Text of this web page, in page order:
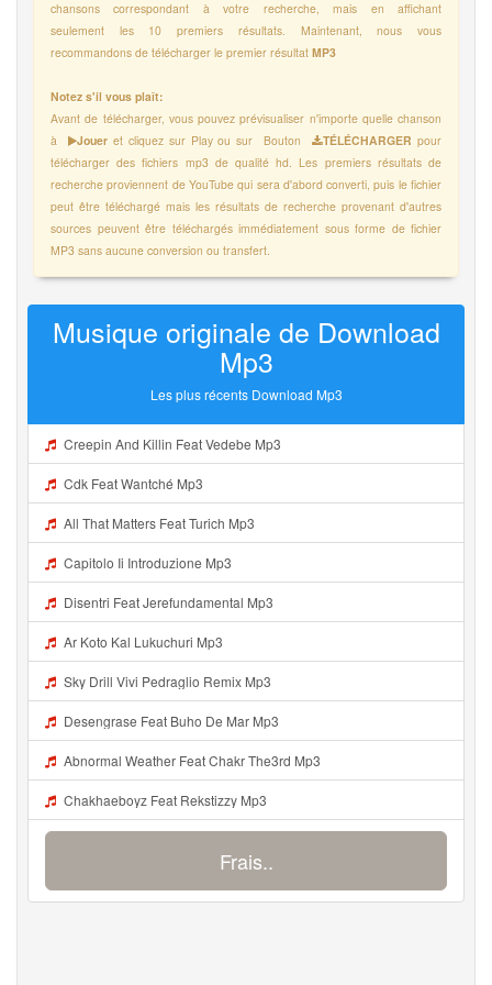
chansons correspondant à votre recherche, mais en affichant
seulement les 10 premiers résultats. Maintenant, nous vous
recommandons de télécharger le premier résultat MP3
Notez s'il vous plaît:
Avant de télécharger, vous pouvez prévisualiser n'importe quelle chanson
à
Jouer et cliquez sur Play ou sur Bouton TÉLÉCHARGERpour
télécharger des fichiers mp3 de qualité hd. Les premiers résultats de
recherche proviennent de YouTube qui sera d'abord converti, puis le fichier
peut être téléchargé mais les résultats de recherche provenant d'autres
sources peuvent être téléchargés immédiatement sous forme de fichier
MP3 sans aucune conversion ou transfert.
Musique originale de Download
Mp3
Les plus récents Download Mp3
Creepin And Killin Feat Vedebe Mp3
Cdk Feat Wantché Mp3
All That Matters Feat Turich Mp3
Capitolo Ii Introduzione Mp3
Disentri Feat Jerefundamental Mp3
Ar Koto Kal Lukuchuri Mp3
Sky Drill Vivi Pedraglio Remix Mp3
Desengrase Feat Buho De Mar Mp3
Abnormal Weather Feat Chakr The3rd Mp3
Chakhaeboyz Feat Rekstizzy Mp3
Frais..